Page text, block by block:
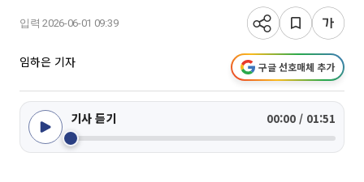
입력 2026-06-01 09:39
임하은 기자 구글 선호매체 추가
기사 듣기 00:00 / 01:51